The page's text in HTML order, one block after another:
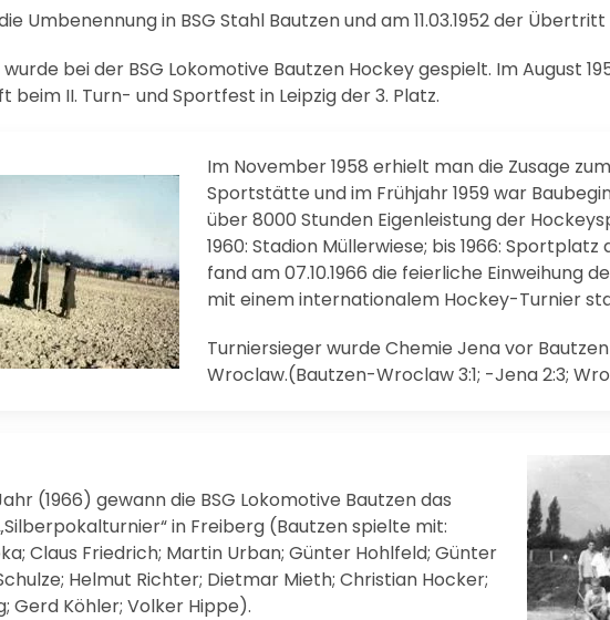
die Umbenennung in BSG Stahl Bautzen und am 11.03.1952 der
wurde bei der BSG Lokomotive Bautzen Hockey gespielt. Im August
beim II. Turn- und Sportfest in Leipzig der 3. Platz.
Im November 1958 erhielt man die Zusage
Sportstätte und im Frühjahr 1959 war
über 8000 Stunden Eigenleistung der
1960: Stadion Müllerwiese; bis 1966: Sportplatz
fand am 07.10.1966 die feierliche Einweihung
mit einem internationalem Hockey-Turnier
Turniersieger wurde Chemie Jena vor
Wroclaw.(Bautzen-Wroclaw 3:1; -Jena 2:3;
(1966) gewann die BSG Lokomotive Bautzen das
in Freiberg (Bautzen spielte mit:
Claus Friedrich; Martin Urban; Günter Hohlfeld; Günter
Helmut Richter; Dietmar Mieth; Christian Hocker;
Gerd Köhler; Volker Hippe).